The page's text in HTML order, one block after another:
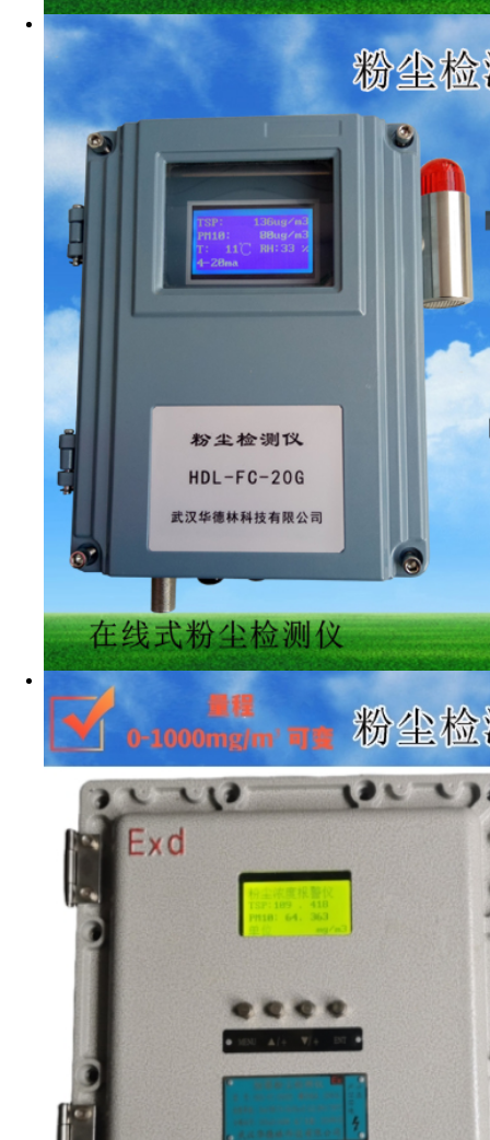
4 结构特征及工作
5 安装与调整
6 使用及操作
7 故障分析与排
8 注意事项及保
9 包装及标志
10 运输、贮存
11 开箱及检查
12 售后服务
警告：1.严禁改变本安
2.严禁使用本说明书规
3.严禁在井下充电！
4、维修时不得改变本
HDL-CZ-1000 直读式
本说明书按 GB/T9969-
1、概述
HDL-CZ-1000 直读式
吸收法原理，一种用于
Q/320582YLA013-2016
GB3836.4-2010 标准中
器，该仪器的呼吸分离
中粉尘的污染状况，为
适用于煤矿井下。
该仪器结构紧凑，操做
稳定、全中文液晶显示
2、型号命名及主要技术
2.1 型号命名
直读式粉尘浓度测量仪
HDLCZ1000
主要参数：测量范围
测尘对象：粉尘
华德林
2.2 主要技术指标
1 粉尘浓度测量范围：
3 稳定性相对误差：
4 采样流量：2.0L/min
5 采样流量误差：≤2.5%
6 采样流量稳定性：
7 采样效能：符合
8 采样器电池采用 HRL
只 0.51Ω/10W 的限流电